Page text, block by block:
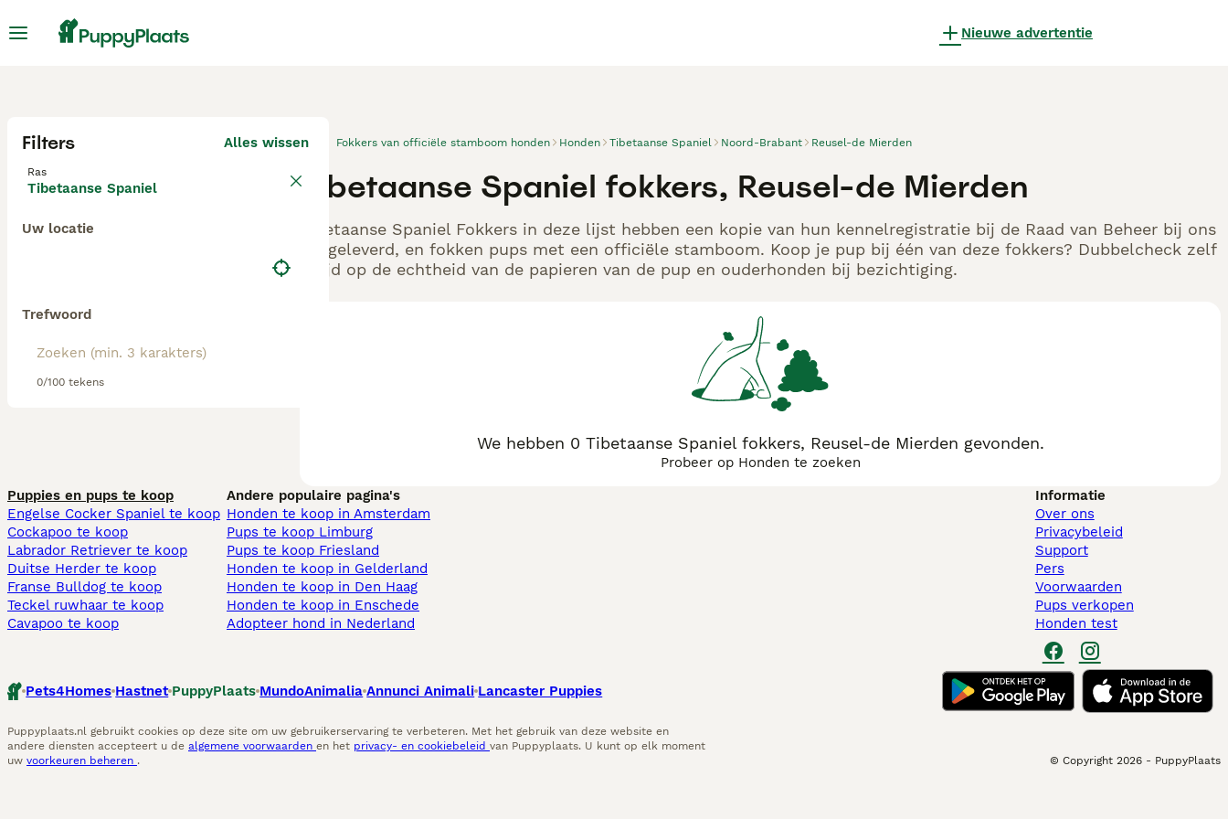
Nieuwe advertentie
Filters Alles wissen
Ras
Tibetaanse Spaniel
Uw locatie
Trefwoord
0/100 tekens
Fokkers van officiële stamboom honden Honden Tibetaanse Spaniel Noord-Brabant Reusel-de Mierden
Tibetaanse Spaniel fokkers, Reusel-de Mierden
Tibetaanse Spaniel Fokkers in deze lijst hebben een kopie van hun kennelregistratie bij de Raad van Beheer bij ons
aangeleverd, en fokken pups met een officiële stamboom. Koop je pup bij één van deze fokkers? Dubbelcheck zelf
altijd op de echtheid van de papieren van de pup en ouderhonden bij bezichtiging.
We hebben 0 Tibetaanse Spaniel fokkers, Reusel-de Mierden gevonden.
Probeer op Honden te zoeken
Puppies en pups te koop
Engelse Cocker Spaniel te koop
Cockapoo te koop
Labrador Retriever te koop
Duitse Herder te koop
Franse Bulldog te koop
Teckel ruwhaar te koop
Cavapoo te koop
Andere populaire pagina's
Honden te koop in Amsterdam
Pups te koop Limburg​
Pups te koop Friesland​
Honden te koop in Gelderland
Honden te koop in Den Haag
Honden te koop in Enschede
Adopteer hond in Nederland
Informatie
Over ons
Privacybeleid
Support
Pers
Voorwaarden
Pups verkopen
Honden test
Pets4Homes Hastnet PuppyPlaats MundoAnimalia Annunci Animali Lancaster Puppies
Puppyplaats.nl gebruikt cookies op deze site om uw gebruikerservaring te verbeteren. Met het gebruik van deze website en
andere diensten accepteert u de algemene voorwaarden en het privacy- en cookiebeleid van Puppyplaats. U kunt op elk moment
uw voorkeuren beheren . © Copyright 2026 - PuppyPlaats